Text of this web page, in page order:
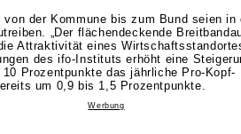
der Kommune bis zum Bund seien
„Der flächendeckende
Attraktivität eines
des ifo-Instituts erhöht eine
Prozentpunkte das jährliche Pro-Kopf-
um 0,9 bis 1,5 Prozentpunkte.
Werbung